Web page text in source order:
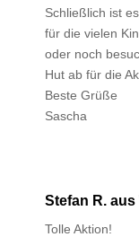
Schließlich ist
für die vielen
oder noch
Hut ab für die
Beste Grüße
Sascha
Stefan R. aus
Tolle Aktion!